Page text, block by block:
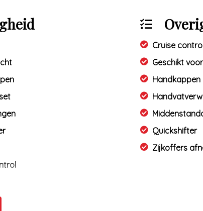
Cruise
Geschikt
Handkappen
Quickshifter
Zijkoffers